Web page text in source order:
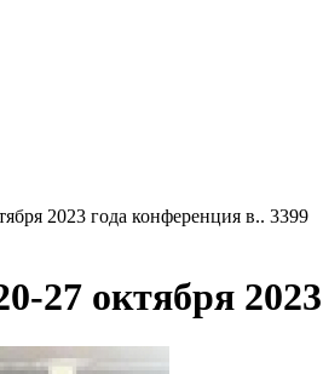
2023 года конференция в.. 3399
октября